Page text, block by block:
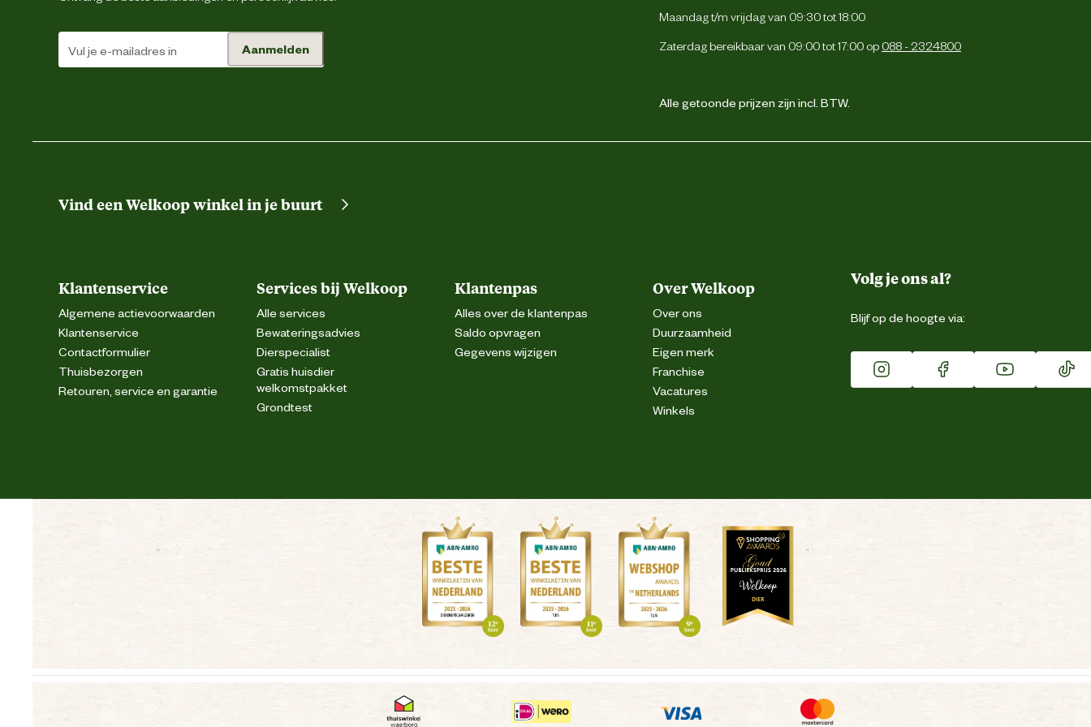
Aanmelden
Maandag t/m vrijdag van 09:30 tot 18:00
Zaterdag bereikbaar van 09:00 tot 17:00 op 088 - 2324800
Alle getoonde prijzen zijn incl. BTW.
Vind een Welkoop winkel in je buurt
Klantenservice
Algemene actievoorwaarden
Klantenservice
Contactformulier
Thuisbezorgen
Retouren, service en garantie
Services bij Welkoop
Alle services
Bewateringsadvies
Dierspecialist
Gratis huisdier
welkomstpakket
Grondtest
Klantenpas
Alles over de klantenpas
Saldo opvragen
Gegevens wijzigen
Over Welkoop
Over ons
Duurzaamheid
Eigen merk
Franchise
Vacatures
Winkels
Volg je ons al?
Blijf op de hoogte via: